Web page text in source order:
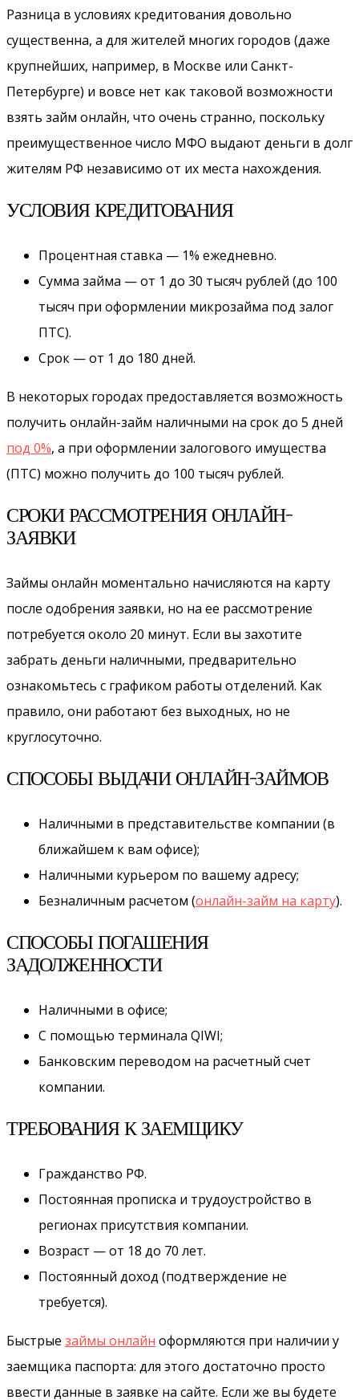
Разница в условиях кредитования довольно
существенна, а для жителей многих городов (даже
крупнейших, например, в Москве или Санкт-
Петербурге) и вовсе нет как таковой возможности
взять займ онлайн, что очень странно, поскольку
преимущественное число МФО выдают деньги в долг
жителям РФ независимо от их места нахождения.
УСЛОВИЯ КРЕДИТОВАНИЯ
Процентная ставка — 1% ежедневно.
Сумма займа — от 1 до 30 тысяч рублей (до 100
тысяч при оформлении микрозайма под залог
ПТС).
Срок — от 1 до 180 дней.
В некоторых городах предоставляется возможность
получить онлайн-займ наличными на срок до 5 дней
под 0%, а при оформлении залогового имущества
(ПТС) можно получить до 100 тысяч рублей.
СРОКИ РАССМОТРЕНИЯ ОНЛАЙН-
ЗАЯВКИ
Займы онлайн моментально начисляются на карту
после одобрения заявки, но на ее рассмотрение
потребуется около 20 минут. Если вы захотите
забрать деньги наличными, предварительно
ознакомьтесь с графиком работы отделений. Как
правило, они работают без выходных, но не
круглосуточно.
СПОСОБЫ ВЫДАЧИ ОНЛАЙН-ЗАЙМОВ
Наличными в представительстве компании (в
ближайшем к вам офисе);
Наличными курьером по вашему адресу;
Безналичным расчетом (онлайн-займ на карту).
СПОСОБЫ ПОГАШЕНИЯ
ЗАДОЛЖЕННОСТИ
Наличными в офисе;
С помощью терминала QIWI;
Банковским переводом на расчетный счет
компании.
ТРЕБОВАНИЯ К ЗАЕМЩИКУ
Гражданство РФ.
Постоянная прописка и трудоустройство в
регионах присутствия компании.
Возраст — от 18 до 70 лет.
Постоянный доход (подтверждение не
требуется).
Быстрые займы онлайн оформляются при наличии у
заемщика паспорта: для этого достаточно просто
ввести данные в заявке на сайте. Если же вы будете